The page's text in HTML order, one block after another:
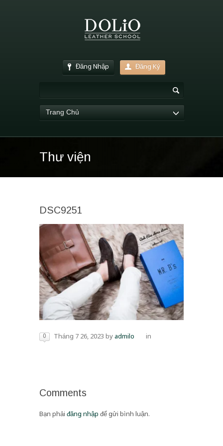
Đăng Nhập Đăng Ký
Trang Chủ
Thư viện
DSC9251
0 Tháng 7 26, 2023 byadmilo in
Comments
Bạn phải đăng nhập để gửi bình luận.